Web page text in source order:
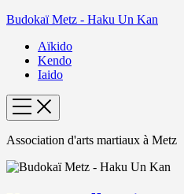
Budokaï Metz - Haku Un Kan
Aïkido
Kendo
Iaido
Association d'arts martiaux à Metz